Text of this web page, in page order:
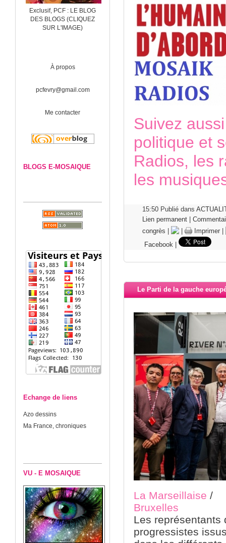
Exclusif, PCF : LE BLOG
DES BLOGS (CLIQUEZ
SUR L'IMAGE)
À propos
pcfevry@gmail.com
Me contacter
BLOGS E-MOSAIQUE
Echange de liens
Azo dessins
Ma France, chroniques
VU - E MOSAIQUE
Suivez
politique et
Radios, les
les
15:50 Publié dans
Lien permanent
congrès
Imprimer
Facebook
Le Parti de la gauche
La Marseillaise /
Bruxelles
Les représentants
progressistes